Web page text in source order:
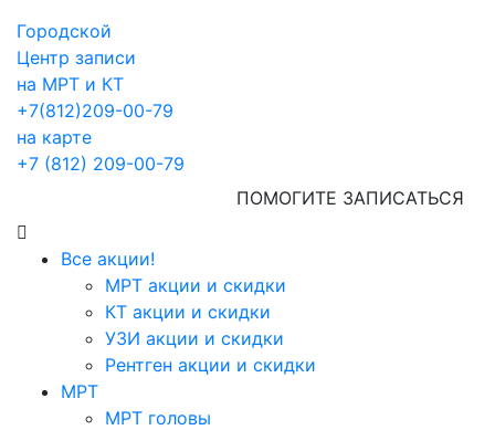
Городской
Центр записи
на МРТ и КТ
+7(812)209-00-79
на карте
+7 (812) 209-00-79
ПОМОГИТЕ ЗАПИСАТЬСЯ
Все акции!
МРТ акции и скидки
КТ акции и скидки
УЗИ акции и скидки
Рентген акции и скидки
МРТ
МРТ головы